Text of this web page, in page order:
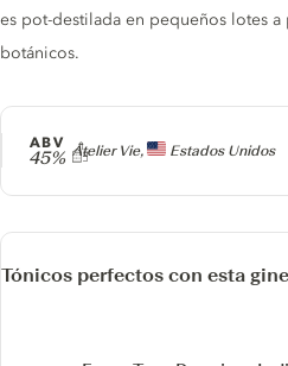
Producer
Atelier Vie, Estados Unidos
ABV
45%
es pot-destilada en pequeños lotes
botánicos.
Tónicos perfectos con esta